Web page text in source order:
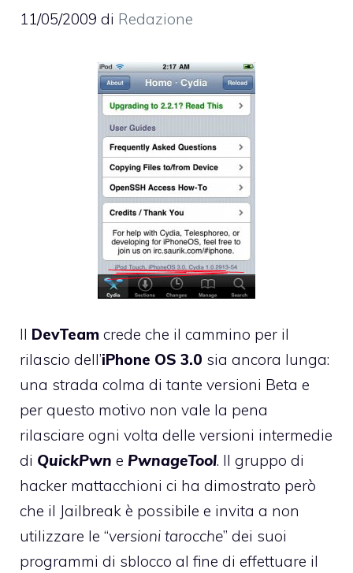
11/05/2009 di Redazione
Il DevTeam crede che il cammino per il
rilascio dell’iPhone OS 3.0 sia ancora lunga:
una strada colma di tante versioni Beta e
per questo motivo non vale la pena
rilasciare ogni volta delle versioni intermedie
di QuickPwn e PwnageTool. Il gruppo di
hacker mattacchioni ci ha dimostrato però
che il Jailbreak è possibile e invita a non
utilizzare le “versioni tarocche” dei suoi
programmi di sblocco al fine di effettuare il